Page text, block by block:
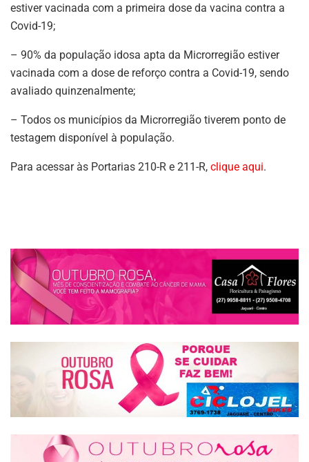
estiver vacinada com a primeira dose da vacina contra a
Covid-19;
– 90% da população idosa apta da Microrregião estiver
vacinada com a dose de reforço contra a Covid-19, sendo
avaliado quinzenalmente;
– Todos os municípios da Microrregião tiverem ponto de
testagem disponível à população.
Para acessar às Portarias 210-R e 211-R, clique aqui.